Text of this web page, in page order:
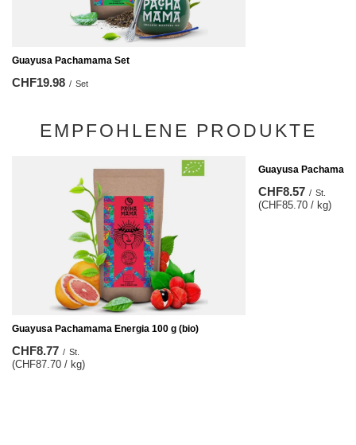
Guayusa Pachamama Set
CHF19.98 / Set
EMPFOHLENE PRODUKTE
Guayusa Pachamama Energia 100 g (bio)
CHF8.77 / St.
(CHF87.70 / kg)
Guayusa
CHF8.57 / St.
(CHF85.70 / kg)